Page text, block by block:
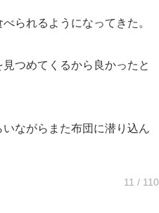
られるようになってきた。
つめてくるから良かったと
ながらまた布団に潜り込ん
11 / 110